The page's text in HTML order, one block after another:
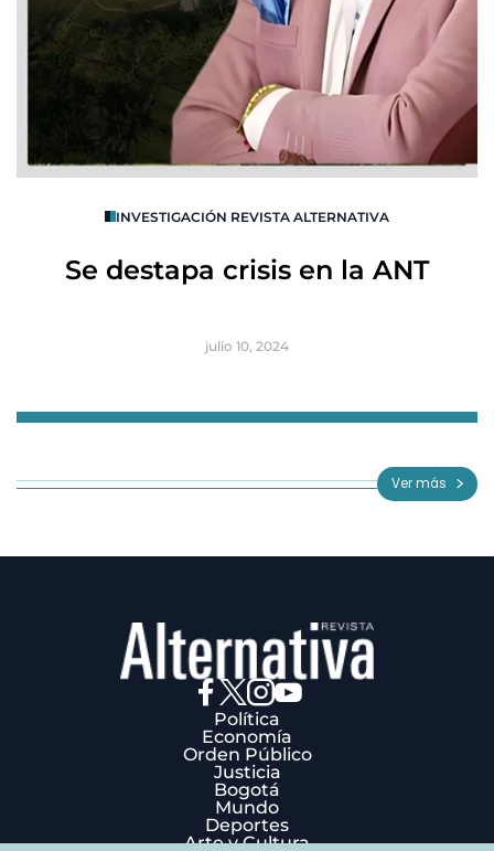
INVESTIGACIÓN REVISTA ALTERNATIVA
Se destapa crisis en la ANT
julio 10, 2024
3
Ver más
Política
Economía
Orden Público
Justicia
Bogotá
Mundo
Deportes
Arte y Cultura